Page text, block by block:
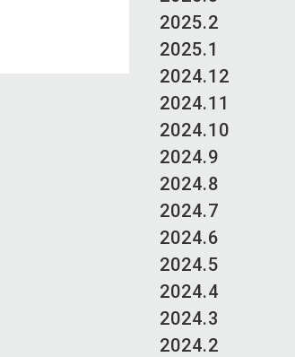
2025.2
2025.1
2024.12
2024.11
2024.10
2024.9
2024.8
2024.7
2024.6
2024.5
2024.4
2024.3
2024.2